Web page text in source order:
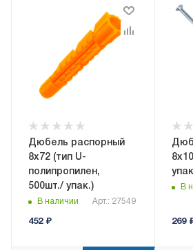
Дюбель распорный
8x72 (тип U-
полипропилен,
500шт./ упак.)
В наличии Арт.: 27549
452₽
В
269